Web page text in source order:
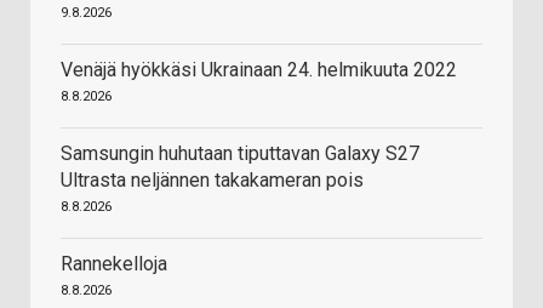
9.8.2026
Venäjä hyökkäsi Ukrainaan 24. helmikuuta 2022
8.8.2026
Samsungin huhutaan tiputtavan Galaxy S27
Ultrasta neljännen takakameran pois
8.8.2026
Rannekelloja
8.8.2026